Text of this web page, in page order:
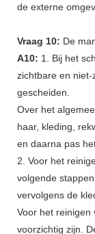
de externe
Vraag 10: De
A10: 1. Bij het
zichtbare en
gescheiden.
Over het
haar, kleding,
en daarna pas
2. Voor het
volgende
vervolgens de
Voor het reinigen
voorzichtig zijn.